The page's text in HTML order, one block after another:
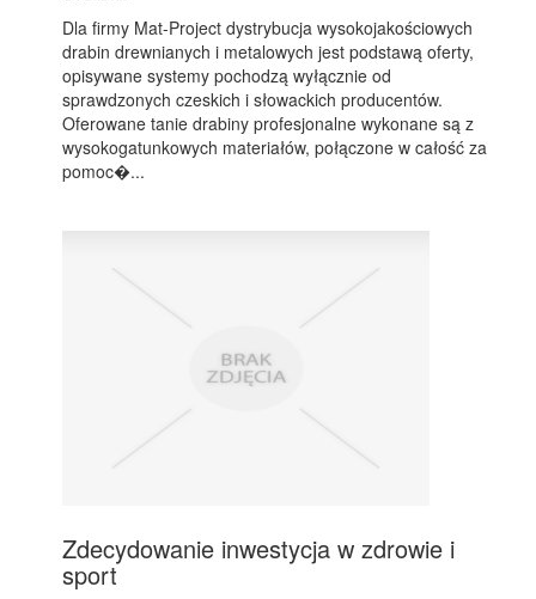
Dla firmy Mat-Project dystrybucja wysokojakościowych
drabin drewnianych i metalowych jest podstawą oferty,
opisywane systemy pochodzą wyłącznie od
sprawdzonych czeskich i słowackich producentów.
Oferowane tanie drabiny profesjonalne wykonane są z
wysokogatunkowych materiałów, połączone w całość za
pomoc�...
Zdecydowanie inwestycja w zdrowie i
sport